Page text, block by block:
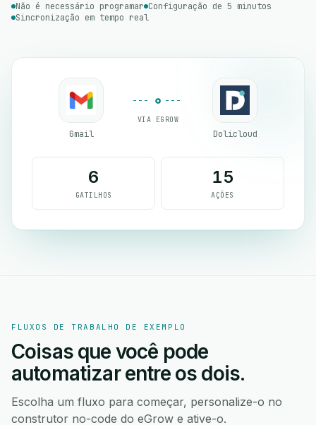
Não é necessário programar Configuração de 5 minutos
Sincronização em tempo real
Gmail
VIA EGROW
Dolicloud
6
GATILHOS
15
AÇÕES
FLUXOS DE TRABALHO DE EXEMPLO
Coisas que você pode
automatizar entre os dois.
Escolha um fluxo para começar, personalize-o no
construtor no-code do eGrow e ative-o.